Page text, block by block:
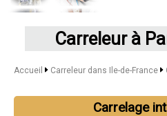
Carreleur à
Accueil Carreleur dans Ile-de-France
Carrelage